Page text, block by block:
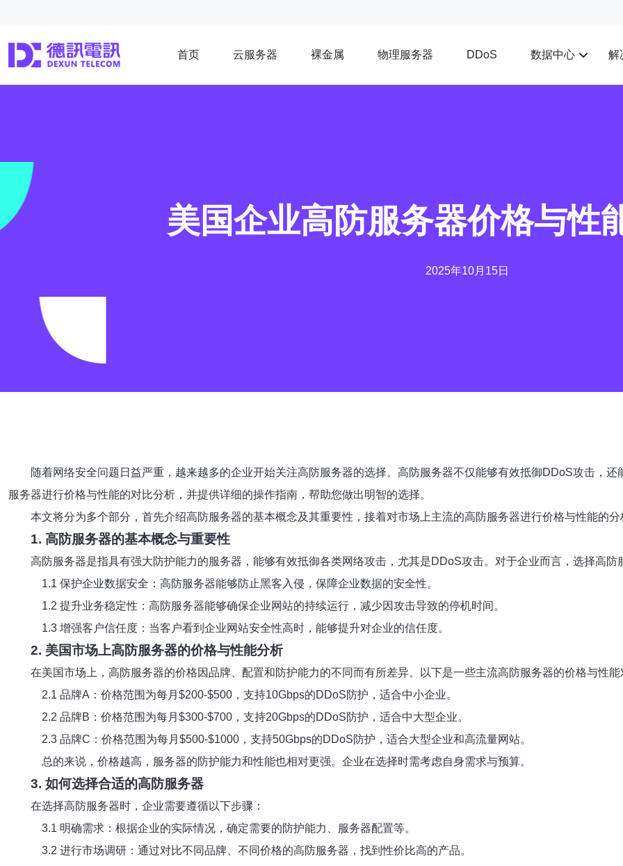
首页 云服务器 裸金属 物理服务器 DDoS 数据中心 解
美国企业高防服务器价格与性
2025年10月15日
随着网络安全问题日益严重，越来越多的企业开始关注高防服务器的选择。高防服务器不仅能够有效抵御DDoS攻击，
服务器进行价格与性能的对比分析，并提供详细的操作指南，帮助您做出明智的选择。
本文将分为多个部分，首先介绍高防服务器的基本概念及其重要性，接着对市场上主流的高防服务器进行价格与性能的
1. 高防服务器的基本概念与重要性
高防服务器是指具有强大防护能力的服务器，能够有效抵御各类网络攻击，尤其是DDoS攻击。对于企业而言，选择高防
1.1 保护企业数据安全：高防服务器能够防止黑客入侵，保障企业数据的安全性。
1.2 提升业务稳定性：高防服务器能够确保企业网站的持续运行，减少因攻击导致的停机时间。
1.3 增强客户信任度：当客户看到企业网站安全性高时，能够提升对企业的信任度。
2. 美国市场上高防服务器的价格与性能分析
在美国市场上，高防服务器的价格因品牌、配置和防护能力的不同而有所差异。以下是一些主流高防服务器的价格与性能
2.1 品牌A：价格范围为每月$200-$500，支持10Gbps的DDoS防护，适合中小企业。
2.2 品牌B：价格范围为每月$300-$700，支持20Gbps的DDoS防护，适合中大型企业。
2.3 品牌C：价格范围为每月$500-$1000，支持50Gbps的DDoS防护，适合大型企业和高流量网站。
总的来说，价格越高，服务器的防护能力和性能也相对更强。企业在选择时需考虑自身需求与预算。
3. 如何选择合适的高防服务器
在选择高防服务器时，企业需要遵循以下步骤：
3.1 明确需求：根据企业的实际情况，确定需要的防护能力、服务器配置等。
3.2 进行市场调研：通过对比不同品牌、不同价格的高防服务器，找到性价比高的产品。